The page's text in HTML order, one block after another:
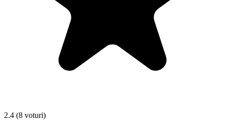
2.4 (8 voturi)